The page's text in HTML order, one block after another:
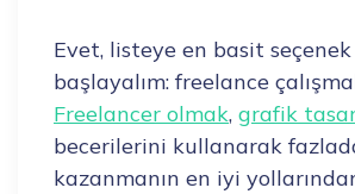
Evet, listeye en basit
başlayalım: freelance
Freelancer olmak, grafik
becerilerini kullanarak
kazanmanın en iyi